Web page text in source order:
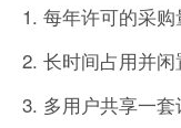
1. 每年许可的采
2. 长时间占用并
3. 多用户共享一